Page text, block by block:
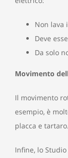
Non lava
Deve
Da solo
Movimento
Il movimento
esempio, è
placca e tartaro.
Infine, lo